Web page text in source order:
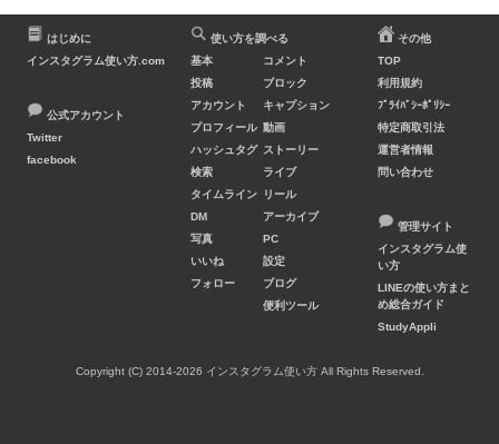
はじめに
インスタグラム使い方.com
公式アカウント
Twitter
facebook
使い方を調べる
基本
投稿
アカウント
プロフィール
ハッシュタグ
検索
タイムライン
DM
写真
いいね
フォロー
コメント
ブロック
キャプション
動画
ストーリー
ライブ
リール
アーカイブ
PC
設定
ブログ
便利ツール
その他
TOP
利用規約
ﾌﾟﾗｲﾊﾞｼｰﾎﾟﾘｼｰ
特定商取引法
運営者情報
問い合わせ
管理サイト
インスタグラム使
い方
LINEの使い方まと
め総合ガイド
StudyAppli
Copyright (C) 2014-2026 インスタグラム使い方 All Rights Reserved.